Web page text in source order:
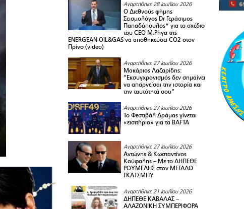
Αναρτήθηκε 28 Ιουλίου 2026
Ο Διεθνούς φήμης
Σεισμολόγος Dr Γεράσιμος
Παπαδόπουλος* για το σχέδιο
του CEO M.Ρήγα της
ENERGEAN OIL&GAS να αποθηκεύσει CO2 στον
Πρίνο (video)
Αναρτήθηκε 27 Ιουλίου 2026
Μακάριος Λαζαρίδης:
“Εκσυγχρονισμός δεν σημαίνει
να απαρνείσαι την ιστορία και
την ταυτότητά σου”
Αναρτήθηκε 27 Ιουλίου 2026
Το Φεστιβάλ Δράμας γίνεται
«εισιτήριο» για τα BAFTA
Αναρτήθηκε 27 Ιουλίου 2026
Αντώνης & Κωσταντίνος
Κούφαλης – Με το ΔΗΠΕΘΕ
ΡΟΥΜΕΛΗΣ στον ΜΕΓΑΛΟ
ΓΚΑΤΣΜΠΥ
Αναρτήθηκε 21 Ιουλίου 2026
ΔΗΠΕΘΕ ΚΑΒΑΛΑΣ –
ΑΛΑΖΟΝΙΚΗ ΣΥΜΠΕΡΙΦΟΡΑ